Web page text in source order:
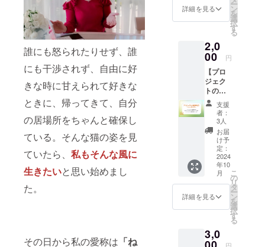
誰にも怒られたりせず、誰
にも干渉されず、自由に好
きな時に甘えられて好きな
ときに、帰ってきて、自分
の居場所をちゃんと確保し
ている。そんな猫の姿を見
ていたら、 私もそんな風に
生きたいと思い始めまし
た。
その日から私の愛称は 「ね
からの
感謝の
メール
いたし
ます。
なお、
支援時
に金額
の上乗
せが可
能で
す。 あ
なたの
気持ち
の上乗
せ、大
歓迎で
す！ 提
供時
期：
子書籍
の受け
詳細を見る ー
ン
を
選
択
す
る
2,0
00 円
【プロ
ジェク
トの進
捗報告
ニュー
スレ
ター】
プロ
ジェク
トの進
捗状況
や次の
ステッ
プにつ
いての
レポー
む
ニュー
支援
者：
3人
お届
け予
定：
2024
年10
月
詳細を見る
こ
の
リ
タ
ー
ン
を
選
択
す
る
3,0